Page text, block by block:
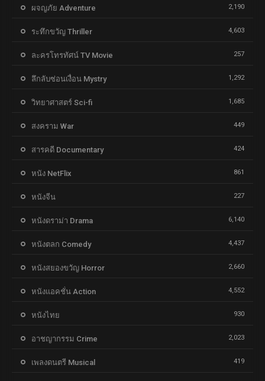
ผจญภัย Adventure 2,190
ระทึกขวัญ Thriller 4,603
ละครโทรทัศน์ TV Movie 257
ลึกลับซ่อนเงื่อน Mystry 1,292
วิทยาศาสตร์ Sci-fi 1,685
สงคราม War 449
สารคดี Documentary 424
หนัง NetFlix 861
หนังจีน 227
หนังดราม่า Drama 6,140
หนังตลก Comedy 4,437
หนังสยองขวัญ Horror 2,660
หนังแอคชั่น Action 4,552
หนังไทย 930
อาชญากรรม Crime 2,023
เพลงดนตรี Musical 419